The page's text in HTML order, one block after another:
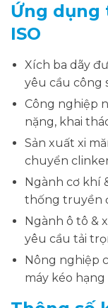
Ứng dụng
ISO
Xích ba dãy
yêu cầu công
Công nghiệp
nặng, khai
Sản xuất xi
chuyển
Ngành cơ khí
thống truyền
Ngành ô tô &
yêu cầu tải
Nông nghiệp
máy kéo hạng